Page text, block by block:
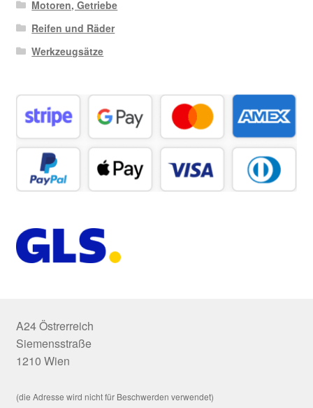
Motoren, Getriebe
Reifen und Räder
Werkzeugsätze
A24 Östrerreich
Siemensstraße
1210 Wien
(die Adresse wird nicht für Beschwerden verwendet)